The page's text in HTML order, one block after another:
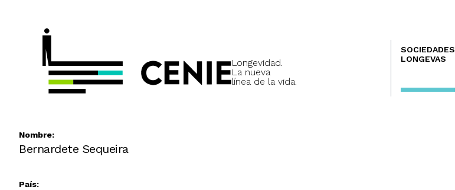
Longevidad.
La nueva
línea de la vida.
Navegación
principal
SOCIEDADES
LONGEVAS
Nombre:
Bernardete Sequeira
País: